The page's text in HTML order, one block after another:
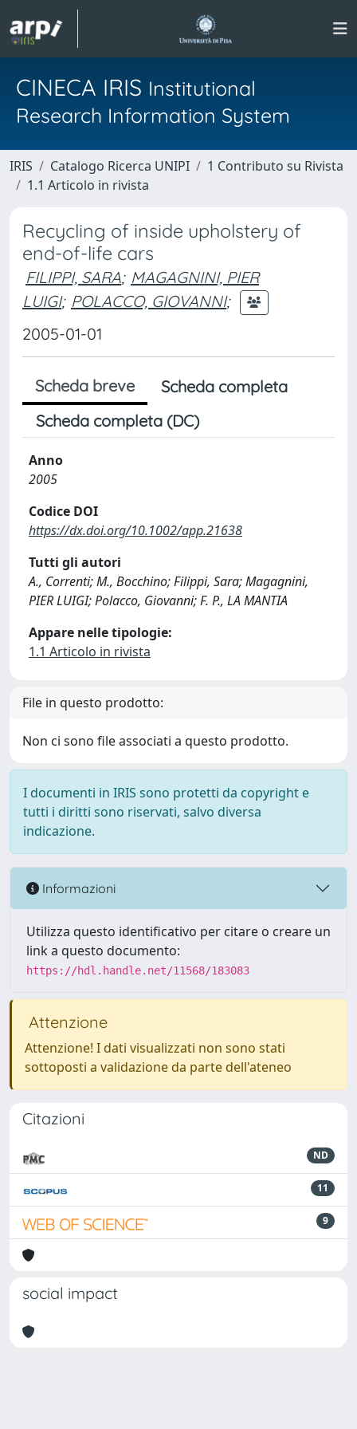
CINECA IRIS Institutional
Research Information System
IRIS Catalogo Ricerca UNIPI
1 Contributo su Rivista
1.1 Articolo in rivista
Recycling of inside upholstery of
end-of-life cars
FILIPPI, SARA; MAGAGNINI, PIER
LUIGI; POLACCO, GIOVANNI;
2005-01-01
Scheda breve
Scheda completa
Scheda completa (DC)
Anno
2005
Codice DOI
https://dx.doi.org/10.1002/app.21638
Tutti gli autori
A., Correnti; M., Bocchino; Filippi, Sara; Magagnini,
PIER LUIGI; Polacco, Giovanni; F. P., LA MANTIA
Appare nelle tipologie:
1.1 Articolo in rivista
File in questo prodotto:
Non ci sono file associati a questo prodotto.
I documenti in IRIS sono protetti da copyright e
tutti i diritti sono riservati, salvo diversa
indicazione.
Informazioni
Utilizza questo identificativo per citare o creare un
link a questo documento:
https://hdl.handle.net/11568/183083
Attenzione
Attenzione! I dati visualizzati non sono stati
sottoposti a validazione da parte dell'ateneo
Citazioni
ND
11
9
social impact